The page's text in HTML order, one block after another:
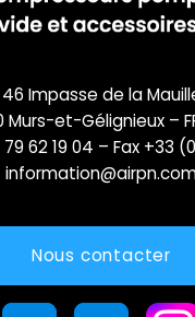
46 Impasse de la
Murs-et-Gélignieux –
62 19 04 – Fax +33
Nous contacter